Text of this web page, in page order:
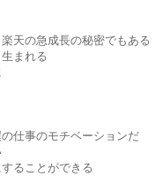
天の急成長の秘密でもある
まれる
仕事のモチベーションだ
ることができる